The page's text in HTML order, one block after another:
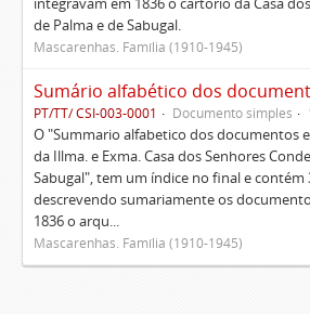
de Palma e de Sabugal.
Mascarenhas. Família (1910-1945)
PT/TT/ CSI-003-0001 Documento simples
O "Summario alfabetico dos documentos
da Illma. e Exma. Casa dos Senhores
Sabugal", tem um índice no final e contém
descrevendo sumariamente os
1836 o arqu...
Mascarenhas. Família (1910-1945)